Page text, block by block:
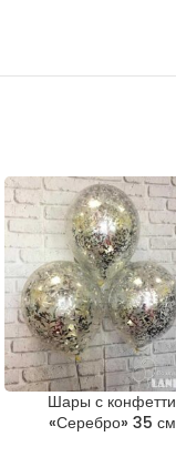
Шары с конфетти
«Серебро» 35 см